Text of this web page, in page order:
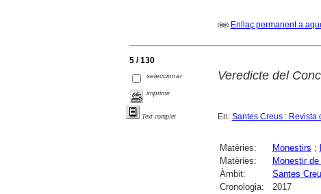
Enllaç permanent a
5 / 130
seleccionar
imprimir
Text complet
Veredicte del
En: Santes Creus : Revista
Matèries: Monestirs ;
Matèries:
Monestir
Àmbit:
Santes
Cronologia:
2017